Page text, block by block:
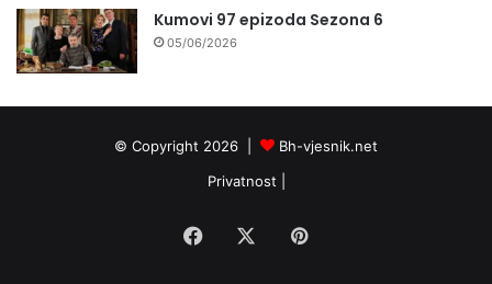
Kumovi 97 epizoda Sezona 6
05/06/2026
© Copyright 2026 |
Bh-vjesnik.net
Privatnost
Facebook Pinterest